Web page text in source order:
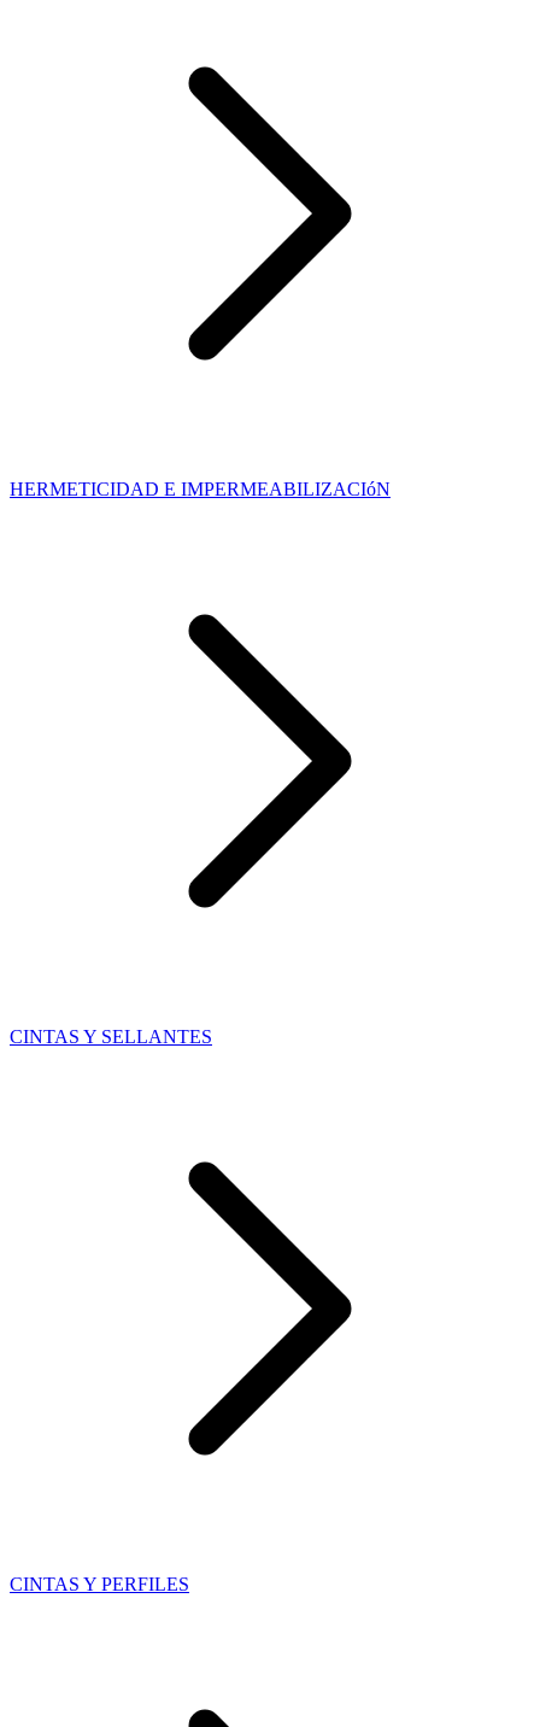
HERMETICIDAD E IMPERMEABILIZACIóN
CINTAS Y SELLANTES
CINTAS Y PERFILES